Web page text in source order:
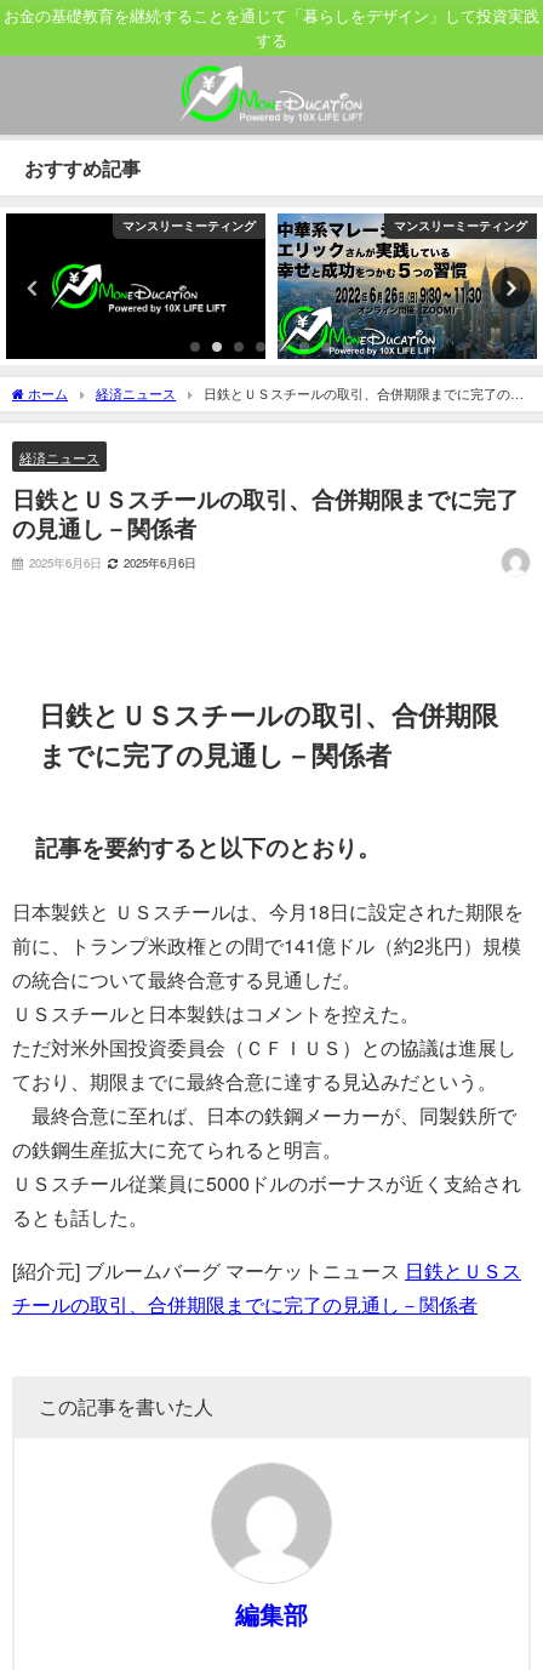
お金の基礎教育を継続することを通じて「暮らしをデザイン」して投資実践
する
おすすめ記事
マンスリーミーティング マンスリーミーティング
ホーム 経済ニュース
日鉄とＵＳスチールの取引、合併期限までに完了の見
通し－関係者
経済ニュース
日鉄とＵＳスチールの取引、合併期限までに完了
の見通し－関係者
2025年6月6日 2025年6月6日
日鉄とＵＳスチールの取引、合併期限
までに完了の見通し－関係者
記事を要約すると以下のとおり。
日本製鉄と ＵＳスチールは、今月18日に設定された期限を
前に、トランプ米政権との間で141億ドル（約2兆円）規模
の統合について最終合意する見通しだ。
ＵＳスチールと日本製鉄はコメントを控えた。
ただ対米外国投資委員会（ＣＦＩＵＳ）との協議は進展し
ており、期限までに最終合意に達する見込みだという。
最終合意に至れば、日本の鉄鋼メーカーが、同製鉄所で
の鉄鋼生産拡大に充てられると明言。
ＵＳスチール従業員に5000ドルのボーナスが近く支給され
るとも話した。
[紹介元] ブルームバーグ マーケットニュース 日鉄とＵＳス
チールの取引、合併期限までに完了の見通し－関係者
この記事を書いた人
編集部